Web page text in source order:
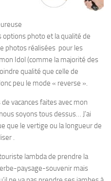
options photo et la qualité de
photos réalisées pour les
Idol (comme la majorité des
qualité que celle de
peu le mode « reverse ».
vacances faites avec mon
soyons tous dessus… J’ai
que le vertige ou la longueur de
.
lambda de prendre la
paysage-souvenir mais